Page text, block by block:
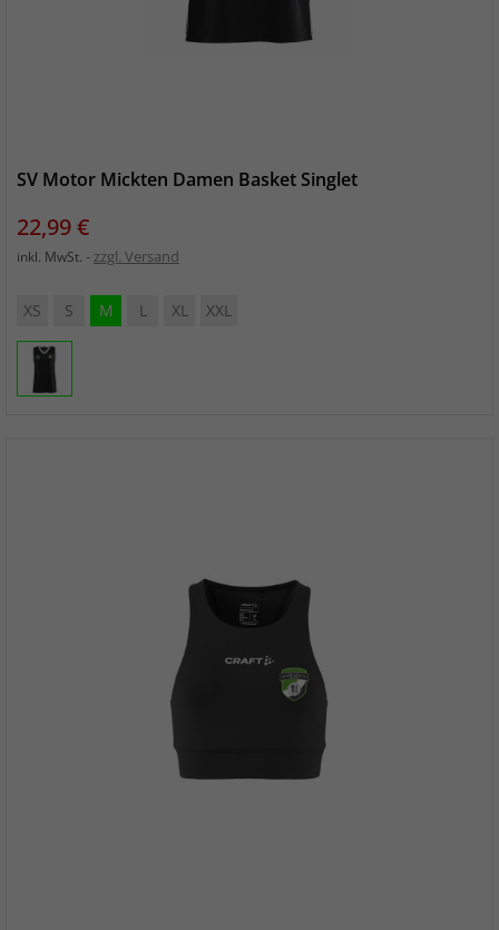
SV Motor Mickten Damen Basket Singlet
Preis
22,99 €
inkl. MwSt. zzgl. Versand
XS S M L XL XXL